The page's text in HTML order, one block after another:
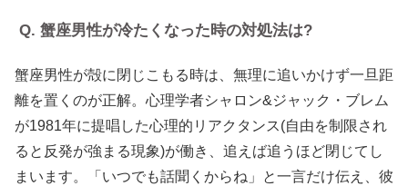
Q. 蟹座男性が冷たくなった時の対処法は?
蟹座男性が殻に閉じこもる時は、無理に追いかけず一旦距
離を置くのが正解。心理学者シャロン&ジャック・ブレム
が1981年に提唱した心理的リアクタンス(自由を制限され
ると反発が強まる現象)が働き、追えば追うほど閉じてし
まいます。「いつでも話聞くからね」と一言だけ伝え、彼